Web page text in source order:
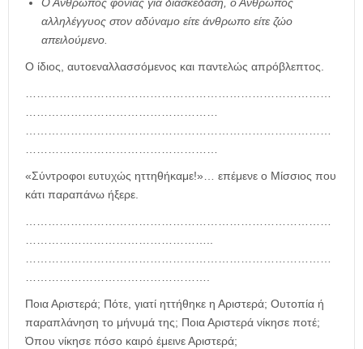
Ο Άνθρωπος φονιάς για διασκέδαση, ο Άνθρωπος
αλληλέγγυος στον αδύναμο είτε άνθρωπο είτε ζώο
απειλούμενο.
Ο ίδιος, αυτοεναλλασσόμενος και παντελώς απρόβλεπτος.
………………………………………………………………………
……………………………………………
………………………………………………………………………
……………………………………………
«Σύντροφοι ευτυχώς ηττηθήκαμε!»… επέμενε ο Μίσσιος που
κάτι παραπάνω ήξερε.
………………………………………………………………………
…………………………………………..
………………………………………………………………………
………………………………………….
Ποια Αριστερά; Πότε, γιατί ηττήθηκε η Αριστερά; Ουτοπία ή
παραπλάνηση το μήνυμά της; Ποια Αριστερά νίκησε ποτέ;
Όπου νίκησε πόσο καιρό έμεινε Αριστερά;